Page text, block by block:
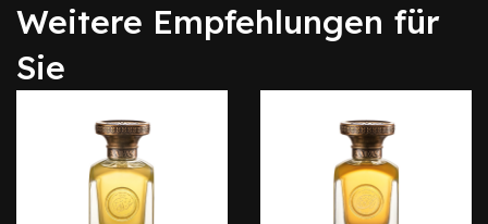
Weitere Empfehlungen für
Sie